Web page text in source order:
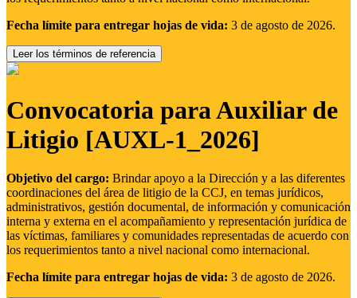
Fecha límite para entregar hojas de vida: 3 de agosto de 2026.
Leer los términos de referencia
Convocatoria para Auxiliar de
Litigio [AUXL-1_2026]
Objetivo del cargo: Brindar apoyo a la Dirección y a las diferentes
coordinaciones del área de litigio de la CCJ, en temas jurídicos,
administrativos, gestión documental, de información y comunicación
interna y externa en el acompañamiento y representación jurídica de
las víctimas, familiares y comunidades representadas de acuerdo con
los requerimientos tanto a nivel nacional como internacional.
Fecha límite para entregar hojas de vida: 3 de agosto de 2026.